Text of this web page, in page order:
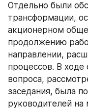
Отдельно были
трансформации,
акционерном
продолжению
направлении,
процессов. В ходе
вопроса,
заседания, была
руководителей на